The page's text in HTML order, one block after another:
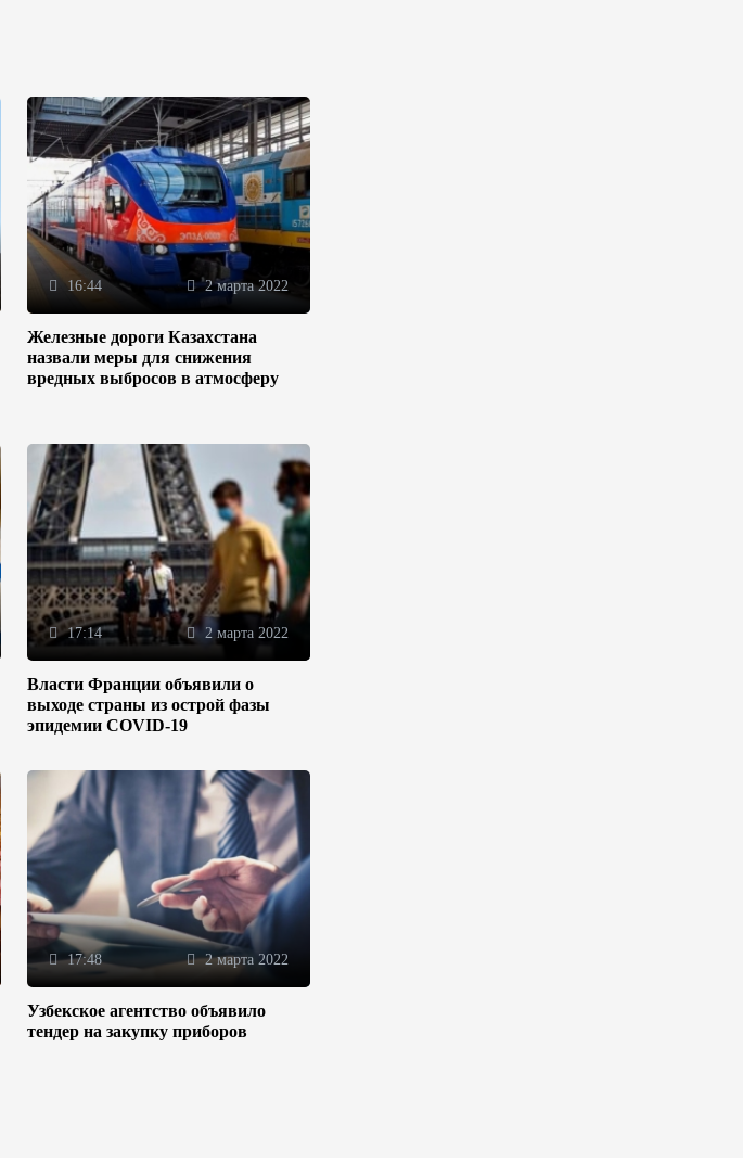
16:44 2 марта 2022
Железные дороги Казахстана
назвали меры для снижения
вредных выбросов в атмосферу
17:14 2 марта 2022
Власти Франции объявили о
выходе страны из острой фазы
эпидемии COVID-19
17:48 2 марта 2022
Узбекское агентство объявило
тендер на закупку приборов